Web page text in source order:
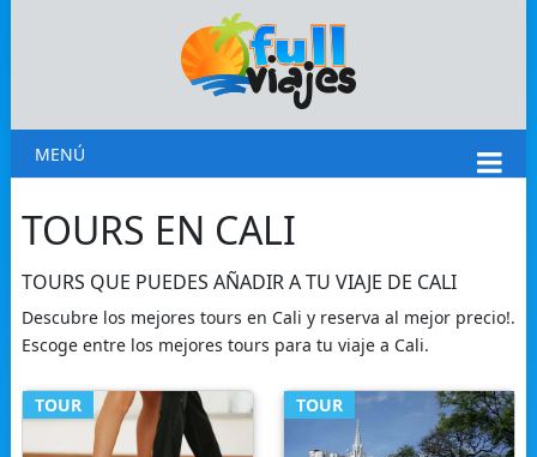
MENÚ
TOURS EN CALI
TOURS QUE PUEDES AÑADIR A TU VIAJE DE CALI
Descubre los mejores tours en Cali y reserva al mejor precio!.
Escoge entre los mejores tours para tu viaje a Cali.
TOUR TOUR